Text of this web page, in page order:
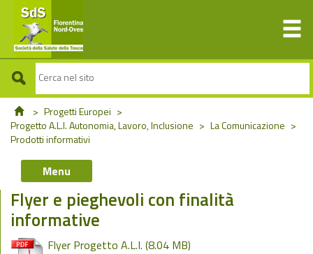
> Progetti Europei >
Progetto A.L.I. Autonomia, Lavoro, Inclusione > La Comunicazione >
Prodotti informativi
Menu
Flyer e pieghevoli con finalità
informative
Flyer Progetto A.L.I. (8.04 MB)